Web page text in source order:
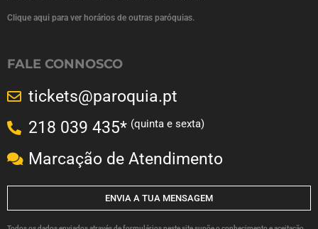
Clique aqui para ver horários de outras paróquias.
FALE CONNOSCO
tickets@paroquia.pt
218 039 435* (quinta e sexta)
Marcação de Atendimento
ENVIA A TUA MENSAGEM